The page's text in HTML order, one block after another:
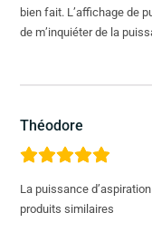
bien fait. L’affichage de
de m’inquiéter de la
Théodore
La puissance
produits similaires